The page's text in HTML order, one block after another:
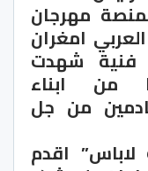
مهرجان
امغران
فنية شهدت
من ابناء
من جل
اقدم